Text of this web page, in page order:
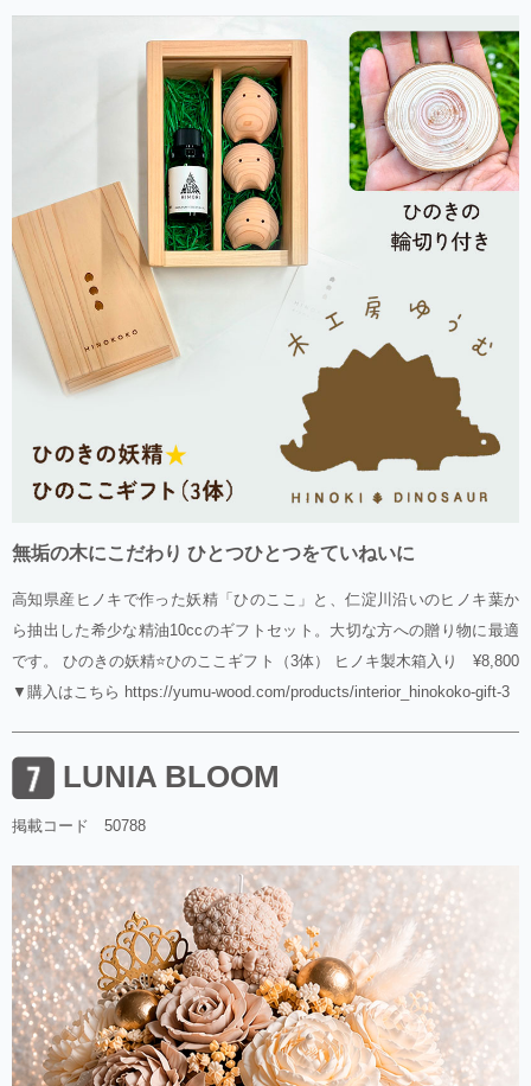
無垢の木にこだわり ひとつひとつをていねいに
高知県産ヒノキで作った妖精「ひのここ」と、仁淀川沿いのヒノキ葉か
ら抽出した希少な精油10ccのギフトセット。大切な方への贈り物に最適
です。 ひのきの妖精⭐️ひのここギフト（3体） ヒノキ製木箱入り ¥8,800
▼購入はこちら https://yumu-wood.com/products/interior_hinokoko-gift-3
LUNIA BLOOM
掲載コード 50788